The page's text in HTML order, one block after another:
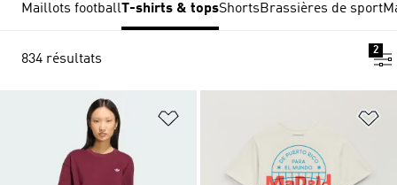
Maillots footballT-shirts & topsShortsBrassières de sport
834 résultats
2
Ajouter à la Liste de produits